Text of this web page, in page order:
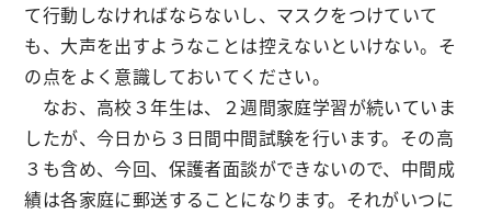
て行動しなければならないし、マスクをつけていて
も、大声を出すようなことは控えないといけない。そ
の点をよく意識しておいてください。
なお、高校３年生は、２週間家庭学習が続いていま
したが、今日から３日間中間試験を行います。その高
３も含め、今回、保護者面談ができないので、中間成
績は各家庭に郵送することになります。それがいつに